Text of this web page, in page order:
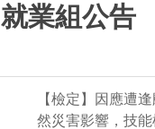
就業組公告
【檢定】因應遭
然災害影響，技